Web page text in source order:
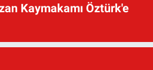
Kaymakamı Öztürk'e